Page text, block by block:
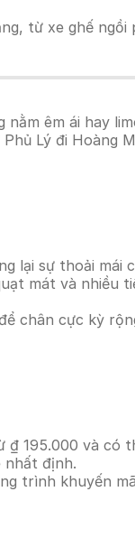
từ xe ghế ngồi
êm ái hay
Lý đi Hoàng
lại sự thoải mái
mát và nhiều
chân cực kỳ
₫ 195.000 và có
nhất định.
trình khuyến